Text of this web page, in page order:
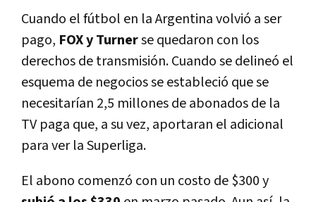
Cuando el fútbol en la Argentina volvió a ser
pago, FOX y Turnerse quedaron con los
derechos de transmisión. Cuando se delineó el
esquema de negocios se estableció que se
necesitarí­an 2,5 millones de abonados de la
TV paga que, a su vez, aportaran el adicional
para ver la Superliga.
El abono comenzó con un costo de $300 y